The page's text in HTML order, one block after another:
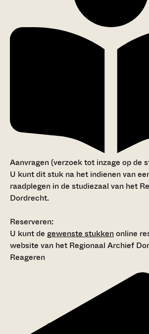
Aanvragen (verzoek tot inzage op de
U kunt dit stuk na het indienen van
raadplegen in de studiezaal van het
Dordrecht.
Reserveren:
U kunt de gewenste stukkenonline
website van het Regionaal Archief
Reageren